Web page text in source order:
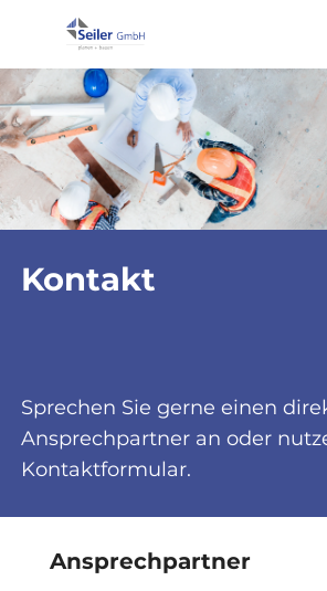
Kontakt
Sprechen Sie gerne einen
Ansprechpartner an oder
Kontaktformular.
Ansprechpartner